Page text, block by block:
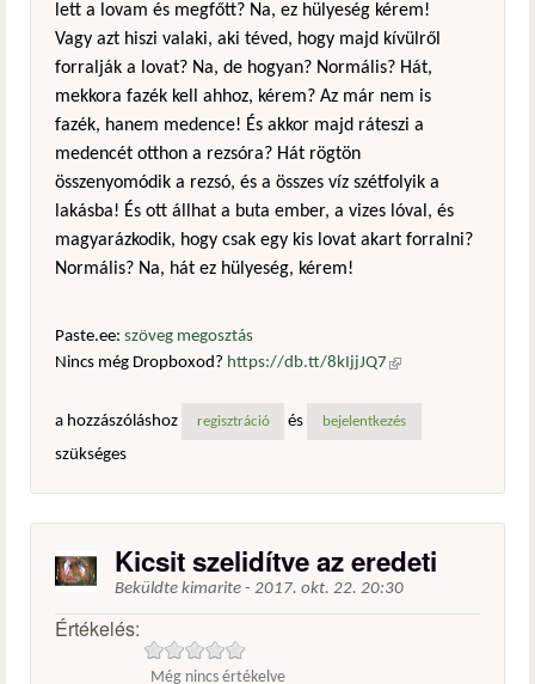
lett a lovam és megfőtt? Na, ez hülyeség kérem!
Vagy azt hiszi valaki, aki téved, hogy majd kívülről
forralják a lovat? Na, de hogyan? Normális? Hát,
mekkora fazék kell ahhoz, kérem? Az már nem is
fazék, hanem medence! És akkor majd ráteszi a
medencét otthon a rezsóra? Hát rögtön
összenyomódik a rezsó, és a összes víz szétfolyik a
lakásba! És ott állhat a buta ember, a vizes lóval, és
magyarázkodik, hogy csak egy kis lovat akart forralni?
Normális? Na, hát ez hülyeség, kérem!
Paste.ee: szöveg megosztás
Nincs még Dropboxod? https://db.tt/8kIjjJQ7 (külső
a hozzászóláshoz
regisztráció és bejelentkezés
szükséges
Kicsit szelidítve az eredeti
Beküldte kimarite - 2017. okt. 22. 20:30
Értékelés:
Még nincs értékelve